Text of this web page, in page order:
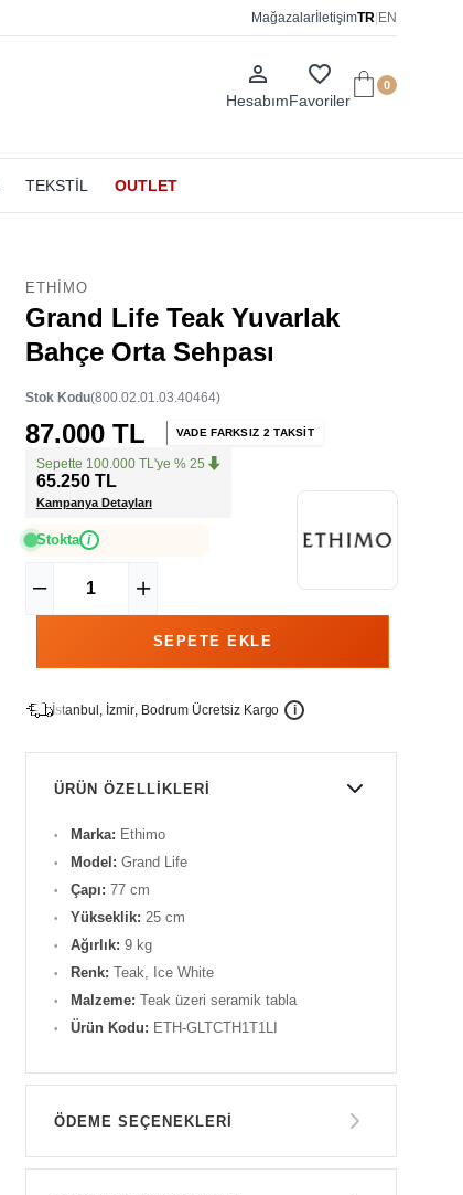
Mağazalar İletişimTR EN
person_outline
Hesabım
favorite_border
Favoriler
0
TEKSTİL OUTLET
ETHIMO
Grand Life Teak Yuvarlak
Bahçe Orta Sehpası
(800.02.01.03.40464)
Stok Kodu
87.000 TL VADE FARKSIZ 2 TAKSİT
Sepette 100.000 TL'ye % 25
65.250 TL
Kampanya Detayları
Stokta i
İstanbu , İzmir, Bodrum Ücretsiz Kargo i
ÜRÜN ÖZELLIKLERI
Marka: Ethimo
Model: Grand Life
Çapı: 77 cm
Yükseklik: 25 cm
Ağırlık: 9 kg
Renk: Teak, Ice White
Malzeme: Teak üzeri seramik tabla
Ürün Kodu: ETH-GLTCTH1T1LI
ÖDEME SEÇENEKLERI